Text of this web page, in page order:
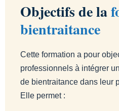
Objectifs de la
bientraitance
Cette formation a pour
professionnels à intégrer
de bientraitance dans leur
Elle permet :